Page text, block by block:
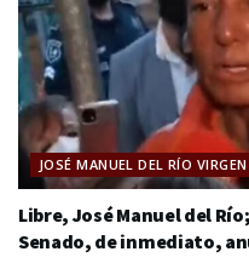
JOSÉ MANUEL DEL RÍO VIRGEN
Libre, José Manuel del
Senado, de inmediato,